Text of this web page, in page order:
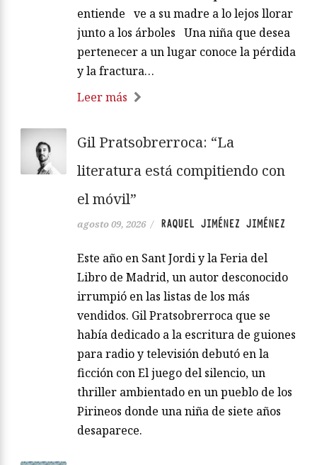
entiende ve a su madre a lo lejos llorar
junto a los árboles Una niña que desea
pertenecer a un lugar conoce la pérdida
y la fractura…
Leer más
Gil Pratsobrerroca: “La
literatura está compitiendo con
el móvil”
agosto 09, 2026 / RAQUEL JIMÉNEZ JIMÉNEZ
Este año en Sant Jordi y la Feria del
Libro de Madrid, un autor desconocido
irrumpió en las listas de los más
vendidos. Gil Pratsobrerroca que se
había dedicado a la escritura de guiones
para radio y televisión debutó en la
ficción con El juego del silencio, un
thriller ambientado en un pueblo de los
Pirineos donde una niña de siete años
desaparece.